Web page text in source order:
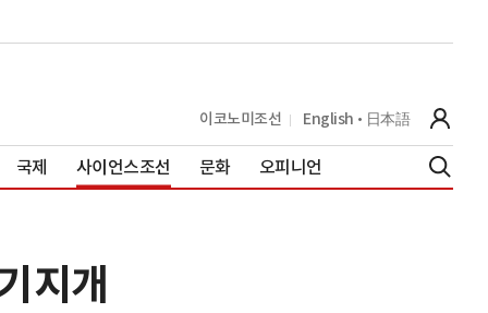
이코노미조선 English 日本語
국제 사이언스조선 문화 오피니언
지개